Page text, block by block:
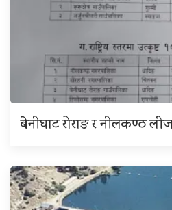
बेनीघाट रोराङ र नीलकण्ठ